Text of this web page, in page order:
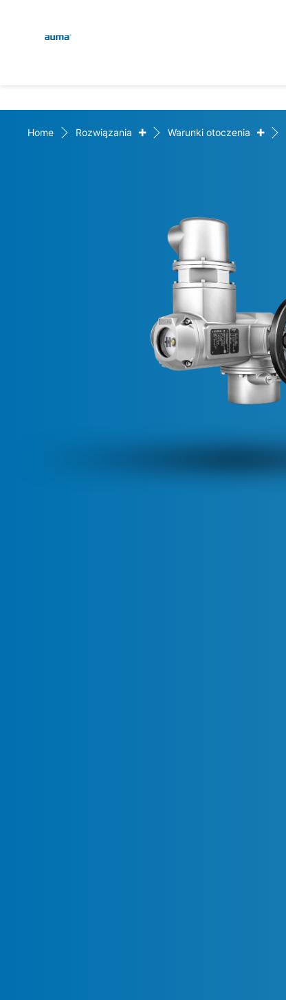
Europa
Ameryka Północna
Home Rozwiązania + Warunki otoczenia +